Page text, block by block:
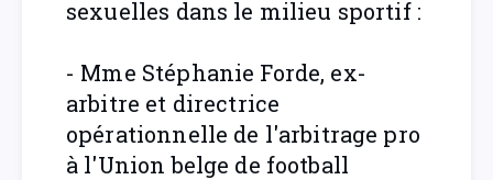
sexuelles dans le milieu sportif :
- Mme Stéphanie Forde, ex-
arbitre et directrice
opérationnelle de l'arbitrage pro
à l'Union belge de football